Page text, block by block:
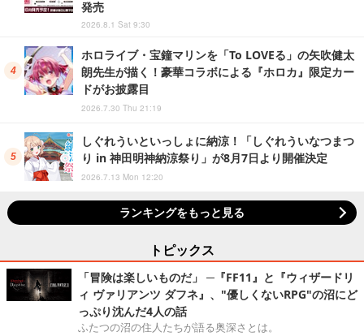
発売
2026.8.1 Sat 9:30
ホロライブ・宝鐘マリンを「To LOVEる」の矢吹健太
朗先生が描く！豪華コラボによる『ホロカ』限定カー
ドがお披露目
2026.7.30 Thu 21:19
しぐれういといっしょに納涼！「しぐれういなつまつ
り in 神田明神納涼祭り」が8月7日より開催決定
2026.7.13 Mon 12:20
ランキングをもっと見る
トピックス
「冒険は楽しいものだ」 ─『FF11』と『ウィザードリ
ィ ヴァリアンツ ダフネ』、"優しくないRPG"の沼にど
っぷり沈んだ4人の話
ふたつの沼の住人たちが語る奥深さとは。